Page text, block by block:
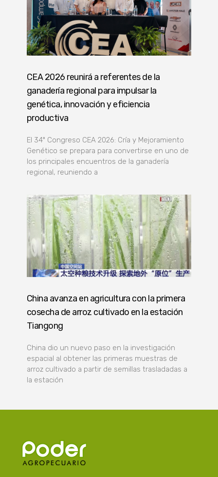
CEA 2026 reunirá a referentes de la
ganadería regional para impulsar la
genética, innovación y eficiencia
productiva
El 34º Congreso CEA 2026: Cría y Mejoramiento
Genético se prepara para convertirse en uno de
los principales encuentros de la ganadería
regional, reuniendo a
China avanza en agricultura con la primera
cosecha de arroz cultivado en la estación
Tiangong
China dio un nuevo paso en la investigación
espacial al obtener las primeras muestras de
arroz cultivado a partir de semillas trasladadas a
la estación